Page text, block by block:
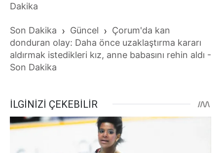
Dakika
Son Dakika › Güncel › Çorum'da kan
donduran olay: Daha önce uzaklaştırma kararı
aldırmak istedikleri kız, anne babasını rehin aldı -
Son Dakika